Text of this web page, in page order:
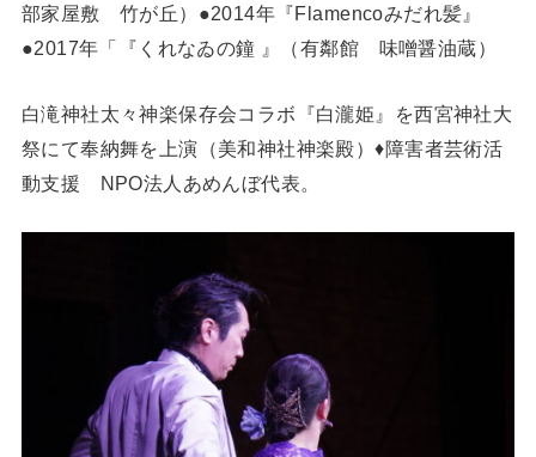
部家屋敷 竹が丘）●2014年『Flamencoみだれ髪』
●2017年「『くれなゐの鐘 』（有鄰館 味噌醤油蔵）
白滝神社太々神楽保存会コラボ『白瀧姫』を西宮神社大
祭にて奉納舞を上演（美和神社神楽殿）♦障害者芸術活
動支援 NPO法人あめんぼ代表。